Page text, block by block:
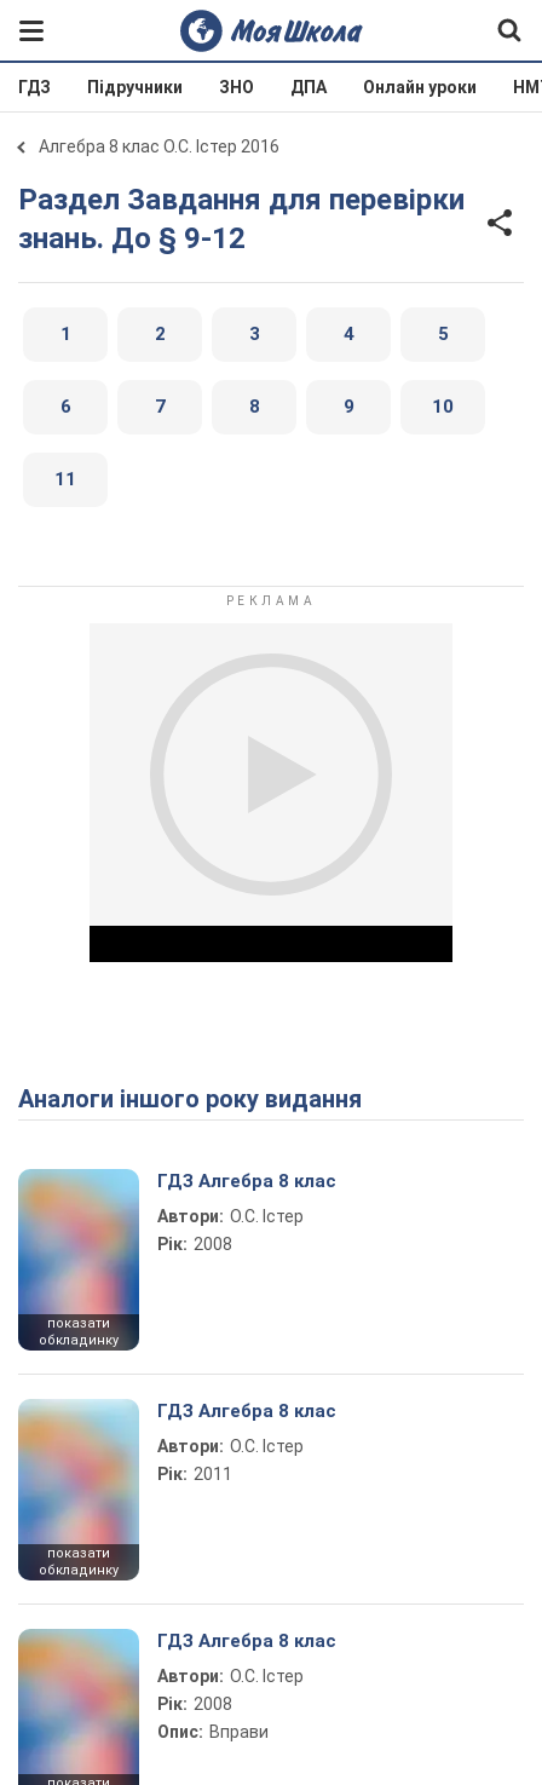
ГДЗ Підручники ЗНО ДПА Онлайн уроки
Алгебра 8 клас О.С. Істер 2016
Раздел Завдання для перевірки
знань. До § 9-12
1 2 3 4 5
6 7 8 9 10
11
Play Video
Аналоги іншого року видання
показати
обкладинку
ГДЗ Алгебра 8 клас
Автори: О.С. Істер
Рік: 2008
показати
обкладинку
ГДЗ Алгебра 8 клас
Автори: О.С. Істер
Рік: 2011
ГДЗ Алгебра 8 клас
Автори: О.С. Істер
Рік: 2008
Опис: Вправи